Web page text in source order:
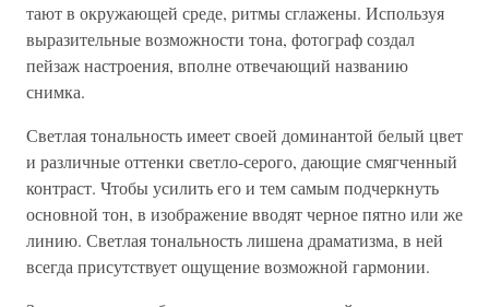
тают в окружающей среде, ритмы сглажены. Используя
выразительные возможности тона, фотограф создал
пейзаж настроения, вполне отвечающий названию
снимка.
Светлая тональность имеет своей доминантой белый цвет
и различные оттенки светло-серого, дающие смягченный
контраст. Чтобы усилить его и тем самым подчеркнуть
основной тон, в изображение вводят черное пятно или же
линию. Светлая тональность лишена драматизма, в ней
всегда присутствует ощущение возможной гармонии.